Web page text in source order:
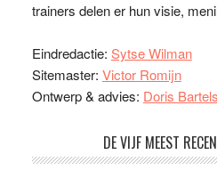
trainers delen er hun visie,
Eindredactie: Sytse Wilman
Sitemaster: Victor Romijn
Ontwerp & advies: Doris Bartels
DE VIJF MEEST